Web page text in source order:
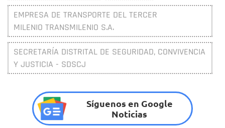
EMPRESA DE TRANSPORTE DEL TERCER
MILENIO TRANSMILENIO S.A.
SECRETARÍA DISTRITAL DE SEGURIDAD, CONVIVENCIA
Y JUSTICIA - SDSCJ
Síguenos en Google
Noticias